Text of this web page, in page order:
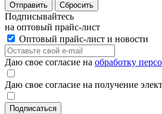
Отправить Сбросить
Подписывайтесь
на оптовый прайс-лист
Оптовый прайс-лист и новости
Даю свое согласие на обработку
Даю свое согласие на получение